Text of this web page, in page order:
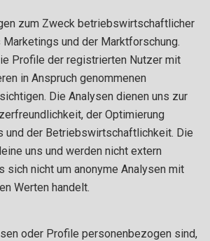
zum Zweck betriebswirtschaftlicher
und der Marktforschung.
Profile der registrierten Nutzer mit
in Anspruch genommenen
Die Analysen dienen uns zur
der Optimierung
und der Betriebswirtschaftlichkeit. Die
uns und werden nicht extern
sich nicht um anonyme Analysen mit
Werten handelt.
oder Profile personenbezogen sind,